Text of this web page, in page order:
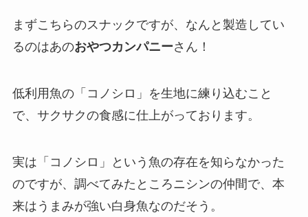
まずこちらのスナックですが、なんと製造してい
るのはあのおやつカンパニーさん！
低利用魚の「コノシロ」を生地に練り込むこと
で、サクサクの食感に仕上がっております。
実は「コノシロ」という魚の存在を知らなかった
のですが、調べてみたところニシンの仲間で、本
来はうまみが強い白身魚なのだそう。